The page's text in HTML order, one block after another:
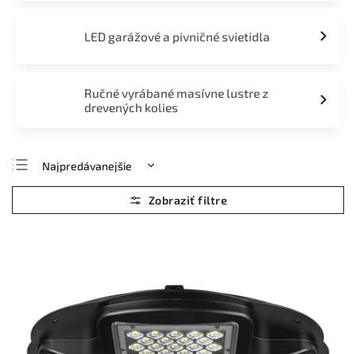
LED garážové a pivničné svietidla
Ručné vyrábané masívne lustre z
drevených kolies
Najpredávanejšie
Najlacnejšie
Najdrahšie